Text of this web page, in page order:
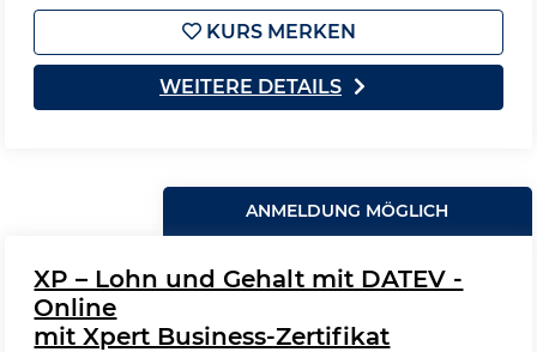
KURS MERKEN
WEITERE DETAILS
ANMELDUNG MÖGLICH
XP – Lohn und Gehalt mit DATEV -
Online
mit Xpert Business-Zertifikat